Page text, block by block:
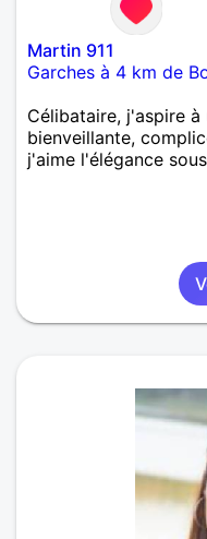
Martin 911
Garches à 4 km de
Célibataire, j'aspire
bienveillante,
j'aime l'élégance